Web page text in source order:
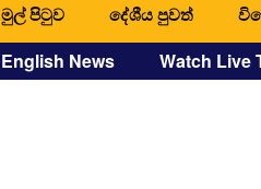
මුල් පිටුව දේශීය පුවත්
English News Watch Live